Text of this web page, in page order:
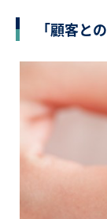
「顧客と